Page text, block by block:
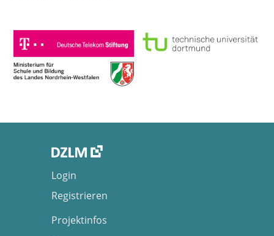
Login
Registrieren
Projektinfos